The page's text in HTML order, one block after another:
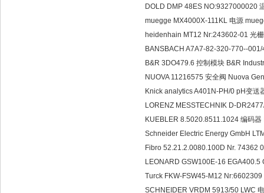
DOLD DMP 48ES NO:9327000020
muegge MX4000X-111KL 电源
heidenhain MT12 Nr:243602-01 光
BANSBACH A7A7-82-320-770--
B&R 3DO479.6 控制模块 B&R
NUOVA 11216575 安全阀 Nuova
Knick analytics A401N-PH/0 pH变
LORENZ MESSTECHNIK D-
KUEBLER 8.5020.8511.1024 编码
Schneider Electric Energy GmbH
Fibro 52.21.2.0080.100D Nr. 74362
LEONARD GSW100E-16
Turck FKW-FSW45-M12
SCHNEIDER VRDM 5913/50 LWC